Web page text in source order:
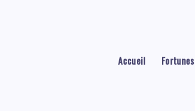
Accueil Fortunes